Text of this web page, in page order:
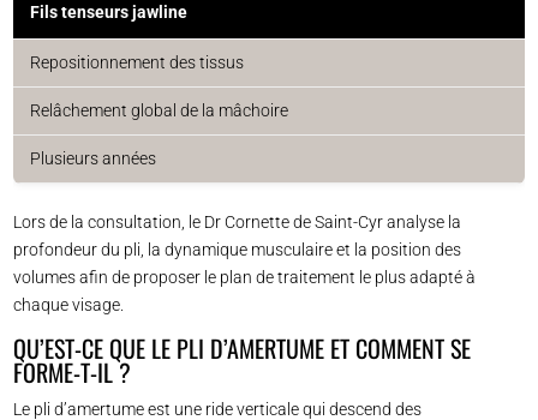
Fils tenseurs jawline
Repositionnement des tissus
Relâchement global de la mâchoire
Plusieurs années
Lors de la consultation, le Dr Cornette de Saint-Cyr analyse la
profondeur du pli, la dynamique musculaire et la position des
volumes afin de proposer le plan de traitement le plus adapté à
chaque visage.
QU’EST-CE QUE LE PLI D’AMERTUME ET COMMENT SE
FORME-T-IL ?
Le pli d’amertume est une ride verticale qui descend des